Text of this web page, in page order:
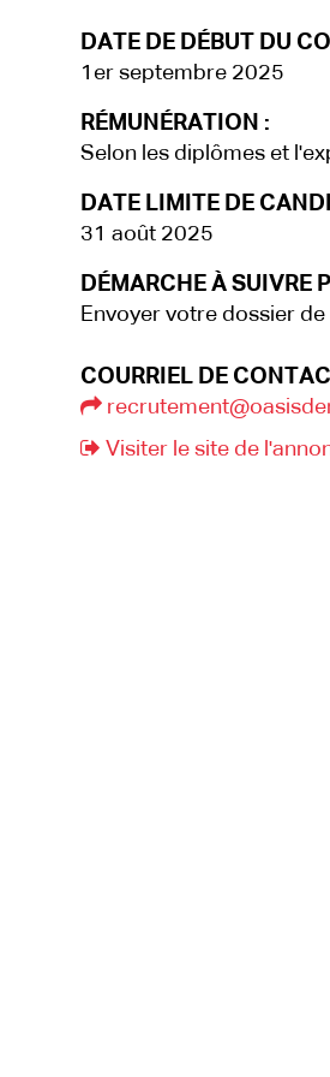
DATE DE DÉBUT DU
1er septembre 2025
RÉMUNÉRATION :
Selon les diplômes et
DATE LIMITE DE
31 août 2025
DÉMARCHE À SUIVRE
Envoyer votre dossier
COURRIEL DE
Visiter le site de